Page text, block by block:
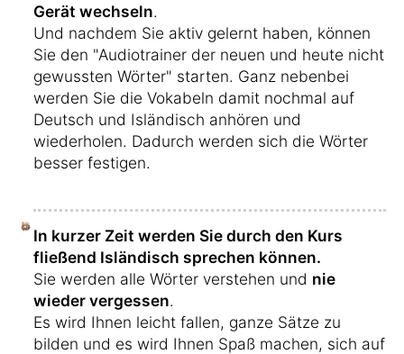
Gerät wechseln.
Und nachdem Sie aktiv gelernt haben, können
Sie den "Audiotrainer der neuen und heute nicht
gewussten Wörter" starten. Ganz nebenbei
werden Sie die Vokabeln damit nochmal auf
Deutsch und Isländisch anhören und
wiederholen. Dadurch werden sich die Wörter
besser festigen.
In kurzer Zeit werden Sie durch den Kurs
fließend Isländisch sprechen können.
Sie werden alle Wörter verstehen und nie
wieder vergessen.
Es wird Ihnen leicht fallen, ganze Sätze zu
bilden und es wird Ihnen Spaß machen, sich auf